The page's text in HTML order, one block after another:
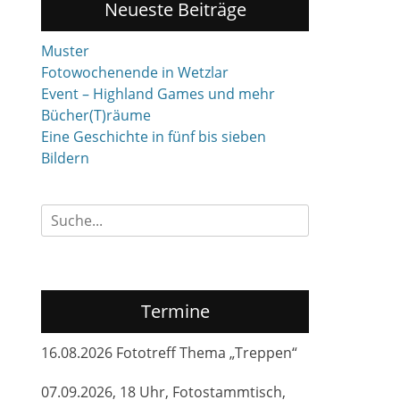
Neueste Beiträge
Muster
Fotowochenende in Wetzlar
Event – Highland Games und mehr
Bücher(T)räume
Eine Geschichte in fünf bis sieben
Bildern
Suchen
nach:
Termine
16.08.2026 Fototreff Thema „Treppen“
07.09.2026, 18 Uhr, Fotostammtisch,